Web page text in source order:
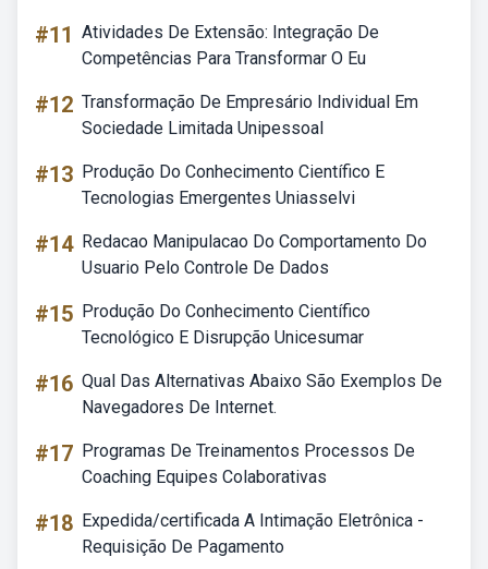
#11 Atividades De Extensão: Integração De
Competências Para Transformar O Eu
#12 Transformação De Empresário Individual Em
Sociedade Limitada Unipessoal
#13 Produção Do Conhecimento Científico E
Tecnologias Emergentes Uniasselvi
#14 Redacao Manipulacao Do Comportamento Do
Usuario Pelo Controle De Dados
#15 Produção Do Conhecimento Científico
Tecnológico E Disrupção Unicesumar
#16 Qual Das Alternativas Abaixo São Exemplos De
Navegadores De Internet.
#17 Programas De Treinamentos Processos De
Coaching Equipes Colaborativas
#18 Expedida/certificada A Intimação Eletrônica -
Requisição De Pagamento